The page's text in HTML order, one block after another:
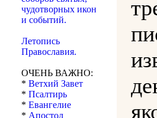
чудотворных икон
и событий.
Летопись
Православия.
ОЧЕНЬ ВАЖНО:
* Ветхий Завет
* Псалтирь
* Евангелие
* Апостол